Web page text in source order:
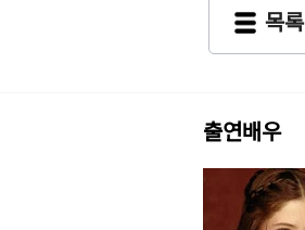
목록
출연배우